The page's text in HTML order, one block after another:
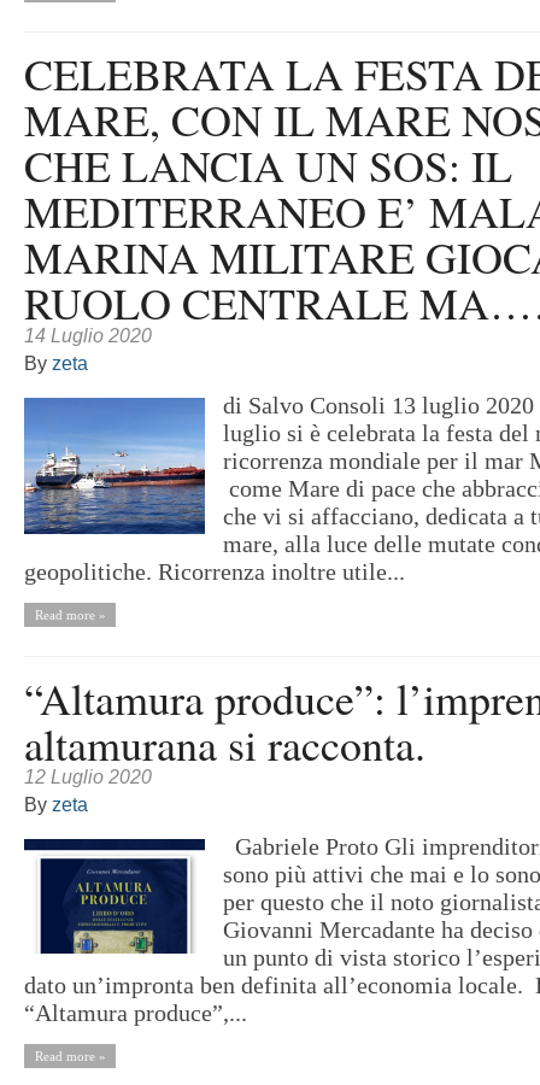
CELEBRATA LA FESTA
MARE, CON IL MARE
CHE LANCIA UN SOS: IL
MEDITERRANEO E’
MARINA MILITARE
RUOLO CENTRALE
14 Luglio 2020
By zeta
di Salvo Consoli 13 luglio 2020
luglio si è celebrata la festa del
ricorrenza mondiale per il mar
come Mare di pace che
che vi si affacciano, dedicata a
mare, alla luce delle mutate
geopolitiche. Ricorrenza inoltre utile...
Read more »
“Altamura produce”:
altamurana si racconta.
12 Luglio 2020
By zeta
Gabriele Proto Gli
sono più attivi che mai e lo
per questo che il noto
Giovanni Mercadante ha
un punto di vista storico
dato un’impronta ben definita all’economia
“Altamura produce”,...
Read more »